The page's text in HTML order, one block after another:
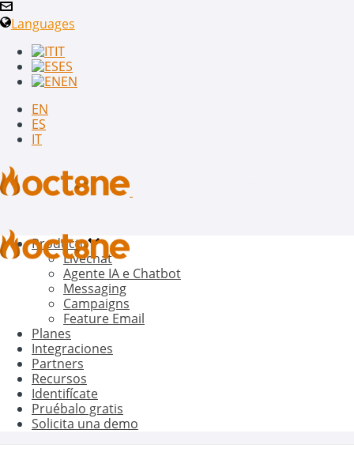
Languages
IT
ES
EN
EN
ES
IT
Producto
Livechat
Agente IA e Chatbot
Messaging
Campaigns
Feature Email
Planes
Integraciones
Partners
Recursos
Identifícate
Pruébalo gratis
Solicita una demo